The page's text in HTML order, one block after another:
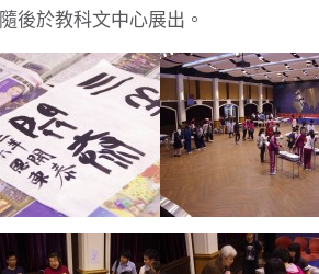
後於教科文中心展出。